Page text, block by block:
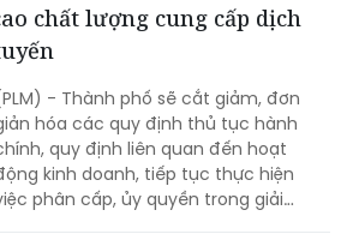
trẻ mầm non của các trường học
địa bàn quận được giao lưu, thể
năng khiếu cũng như sự tự tin
hoạt động hằng ngày.
(PLM) - Thành phố sẽ cắt giảm, đơn
hóa các quy định thủ tục hành
quy định liên quan đến hoạt
kinh doanh, tiếp tục thực hiện
phân cấp, ủy quyền trong giải
thủ tục hành chính theo quy
về 2 trẻ sốt cao, phát ban